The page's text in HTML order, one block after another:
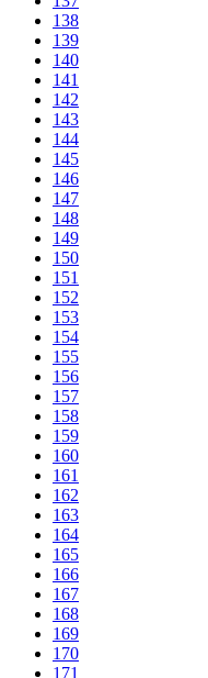
138
139
140
141
142
143
144
145
146
147
148
149
150
151
152
153
154
155
156
157
158
159
160
161
162
163
164
165
166
167
168
169
170
171